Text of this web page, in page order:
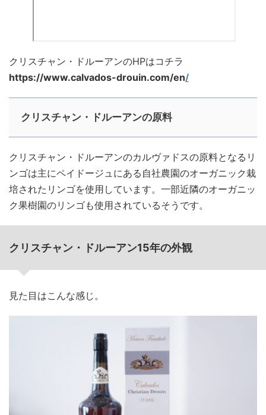
クリスチャン・ドルーアンのHPはコチラ
https://www.calvados-drouin.com/en/
クリスチャン・ドルーアンの原料
クリスチャン・ドルーアンのカルヴァドスの原料となるリ
ンゴは主にペイドージュにある自社農園のオーガニック栽
培されたリンゴを使用しています。一部近隣のオーガニッ
ク果樹園のリンゴも使用されているそうです。
クリスチャン・ドルーアン15年の外観
見た目はこんな感じ。